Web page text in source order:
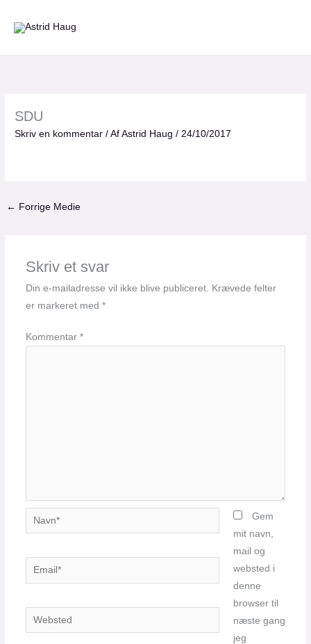
SDU
Skriv en kommentar / AfAstrid Haug/24/10/2017
← Forrige Medie
Skriv et svar
Din e-mailadresse vil ikke blive publiceret. Krævede felter
er markeret med *
Kommentar *
Navn*
Email*
Websted
Gem
mit navn,
mail og
websted i
denne
browser til
næste gang
jeg